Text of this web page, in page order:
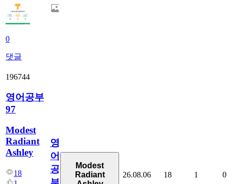
0
댓글
196744
영어공부
97
Modest
Radiant
Ashley
18
영
어
공
Modest
Radiant
26.08.06 18 1 0